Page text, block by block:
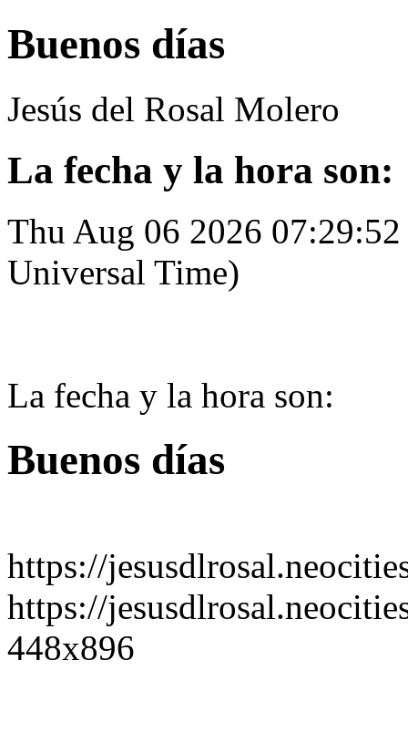
Buenos días
Jesús del Rosal Molero
La fecha y la hora son:
Thu Aug 06 2026
Universal Time)
La fecha y la hora son:
Buenos días
https://
https://
448x896